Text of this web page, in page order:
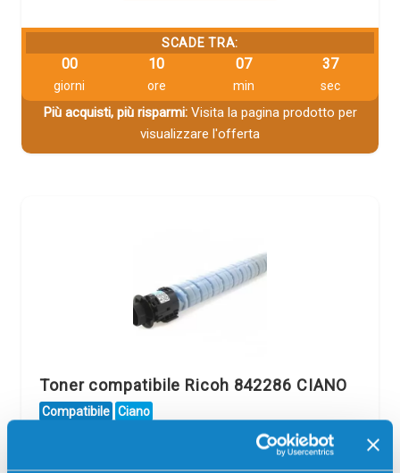
SCADE TRA:
00
giorni
10
ore
07
min
37
sec
Più acquisti, più risparmi:Visita la pagina prodotto per
visualizzare l'offerta
Toner compatibile Ricoh 842286 CIANO
Compatibile Ciano